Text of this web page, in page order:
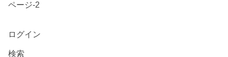
ページ-2
ログイン
検索